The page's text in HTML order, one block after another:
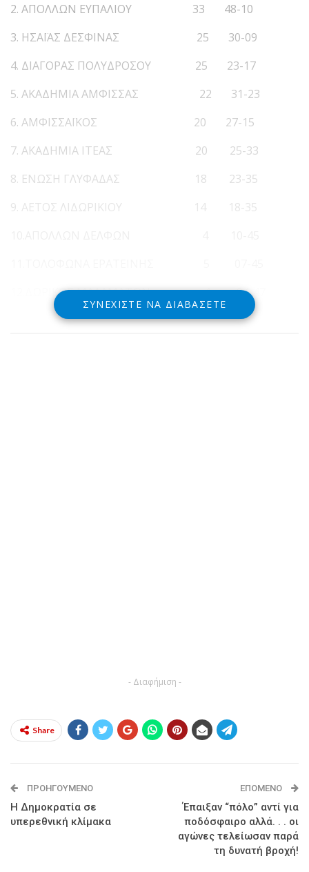
2. ΑΠΟΛΛΩΝ ΕΥΠΑΛΙΟΥ 33 48-10
3. ΗΣΑΪΑΣ ΔΕΣΦΙΝΑΣ 25 30-09
4. ΔΙΑΓΟΡΑΣ ΠΟΛΥΔΡΟΣΟΥ 25 23-17
5. ΑΚΑΔΗΜΙΑ ΑΜΦΙΣΣΑΣ 22 31-23
6. ΑΜΦΙΣΣΑΪΚΟΣ 20 27-15
7. ΑΚΑΔΗΜΙΑ ΙΤΕΑΣ 20 25-33
8. ΕΝΩΣΗ ΓΛΥΦΑΔΑΣ 18 23-35
9. ΑΕΤΟΣ ΛΙΔΩΡΙΚΙΟΥ 14 18-35
12.ΔΩΡΙΚΟΣ ΜΑΛΑΜΑΤΩΝ 1 04-47
ΣΥΝΕΧΊΣΤΕ ΝΑ ΔΙΑΒΆΣΕΤΕ
- Διαφήμιση -
Share
ΠΡΟΗΓΟΎΜΕΝΟ
Η Δημοκρατία σε
υπερεθνική κλίμακα
ΕΠΌΜΕΝΟ
Έπαιξαν “πόλο” αντί για
ποδόσφαιρο αλλά. . . οι
αγώνες τελείωσαν παρά
τη δυνατή βροχή!